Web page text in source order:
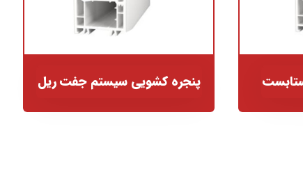
پنجره کشویی سیستم جفت ریل